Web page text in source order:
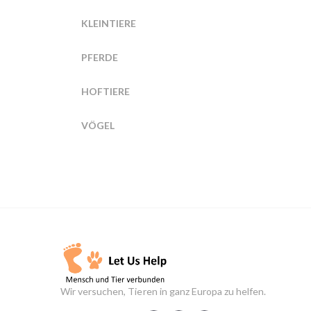
KLEINTIERE
PFERDE
HOFTIERE
VÖGEL
Wir versuchen, Tieren in ganz Europa zu helfen.